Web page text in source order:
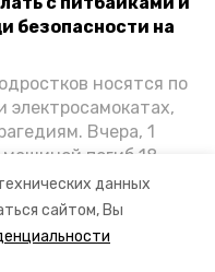
данных
сайтом, Вы
безопасности на
носятся по
Вчера, 1
погиб 18-
без шлема.
обсудили на
в РИЦ СК
и Общественной